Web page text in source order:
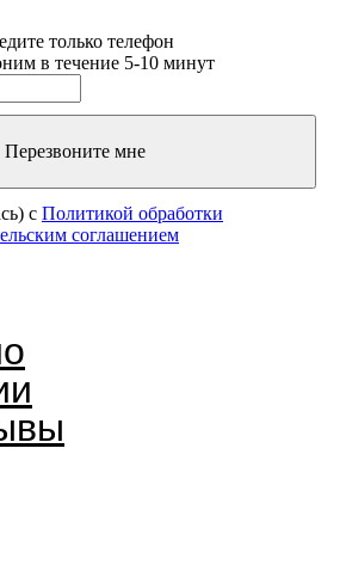
только телефон
в течение 5-10 минут
Перезвоните мне
с Политикой обработки
соглашением